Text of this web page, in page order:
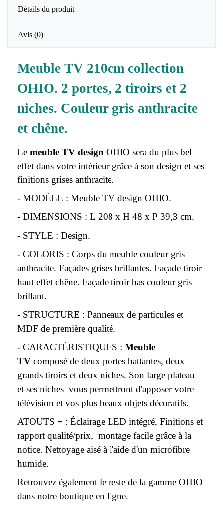
Détails du produit
Avis (0)
Meuble TV 210cm collection
OHIO. 2 portes, 2 tiroirs et 2
niches. Couleur gris anthracite
et chêne.
Le meuble TV design OHIO sera du plus bel
effet dans votre intérieur grâce à son design et ses
finitions grises anthracite.
- MODÈLE : Meuble TV design OHIO.
- DIMENSIONS : L 208 x H 48 x P 39,3 cm.
- STYLE : Design.
- COLORIS : Corps du meuble couleur gris
anthracite. Façades grises brillantes. Façade tiroir
haut effet chêne. Façade tiroir bas couleur gris
brillant.
- STRUCTURE : Panneaux de particules et
MDF de première qualité.
- CARACTÉRISTIQUES : Meuble
TV composé de deux portes battantes, deux
grands tiroirs et deux niches. Son large plateau
et ses niches vous permettront d'apposer votre
télévision et vos plus beaux objets décoratifs.
ATOUTS + : Éclairage LED intégré, Finitions et
rapport qualité/prix, montage facile grâce à la
notice. Nettoyage aisé à l'aide d'un microfibre
humide.
Retrouvez également le reste de la gamme OHIO
dans notre boutique en ligne.